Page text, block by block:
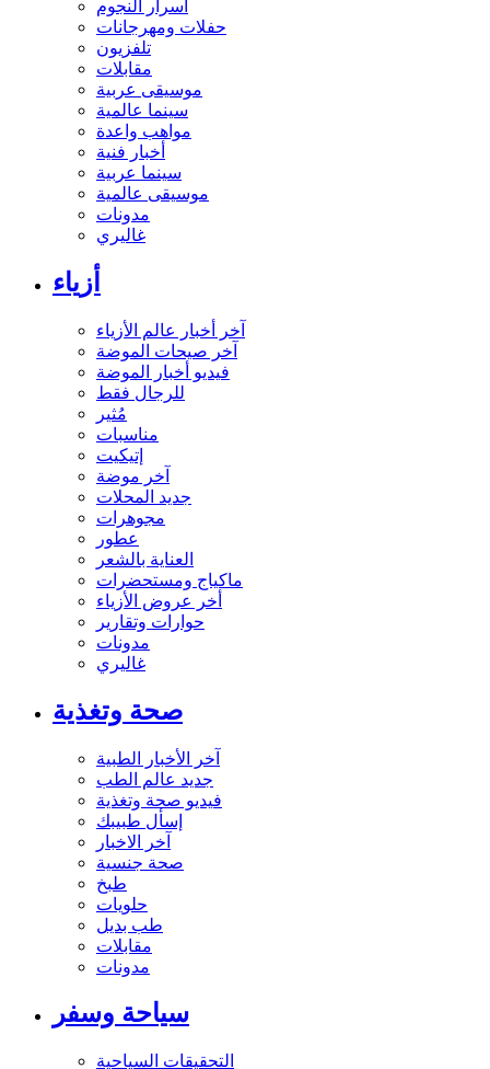
أسرار النجوم
حفلات ومهرجانات
تلفزيون
مقابلات
موسيقى عربية
سينما عالمية
مواهب واعدة
أخبار فنية
سينما عربية
موسيقى عالمية
مدونات
غاليري
أزياء
آخر أخبار عالم الأزياء
آخر صيحات الموضة
فيديو أخبار الموضة
للرجال فقط
مُثير
مناسبات
إتيكيت
آخر موضة
جديد المحلات
مجوهرات
عطور
العناية بالشعر
ماكياج ومستحضرات
أخر عروض الأزياء
حوارات وتقارير
مدونات
غاليري
صحة وتغذية
آخر الأخبار الطبية
جديد عالم الطب
فيديو صحة وتغذية
إسأل طبيبك
آخر الاخبار
صحة جنسية
طبخ
حلويات
طب بديل
مقابلات
مدونات
سياحة وسفر
التحقيقات السياحية